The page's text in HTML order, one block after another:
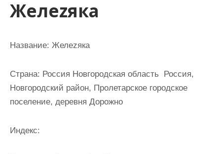
Желеzяка
Название: Желеzяка
Страна: Россия Новгородская область Россия,
Новгородский район, Пролетарское городское
поселение, деревня Дорожно
Индекс: